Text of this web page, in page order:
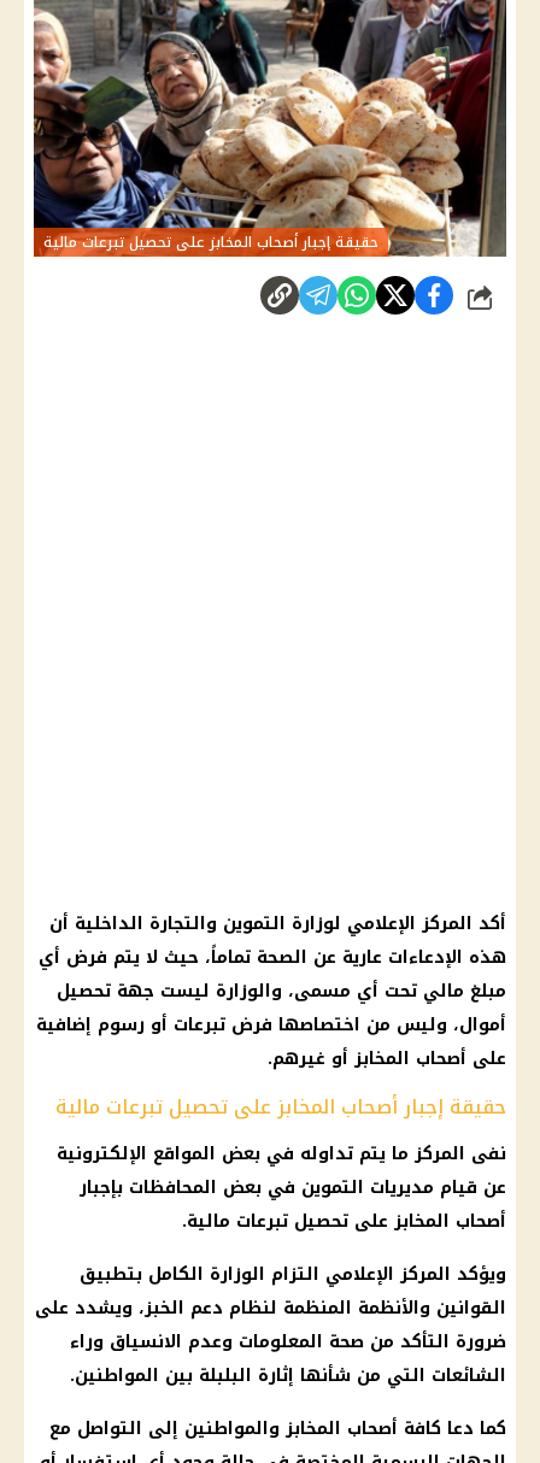
حقيقة إجبار أصحاب المخابز على تحصيل تبرعات مالية
شارك
أكد المركز الإعلامي لوزارة التموين والتجارة الداخلية أن
هذه الإدعاءات عارية عن الصحة تماماً، حيث لا يتم فرض أي
مبلغ مالي تحت أي مسمى، والوزارة ليست جهة تحصيل
أموال، وليس من اختصاصها فرض تبرعات أو رسوم إضافية
على أصحاب المخابز أو غيرهم.
حقيقة إجبار أصحاب المخابز على تحصيل تبرعات مالية
نفى المركز ما يتم تداوله في بعض المواقع الإلكترونية
عن قيام مديريات التموين في بعض المحافظات بإجبار
أصحاب المخابز على تحصيل تبرعات مالية.
ويؤكد المركز الإعلامي التزام الوزارة الكامل بتطبيق
القوانين والأنظمة المنظمة لنظام دعم الخبز، ويشدد على
ضرورة التأكد من صحة المعلومات وعدم الانسياق وراء
الشائعات التي من شأنها إثارة البلبلة بين المواطنين.
كما دعا كافة أصحاب المخابزوالمواطنين إلى التواصل مع